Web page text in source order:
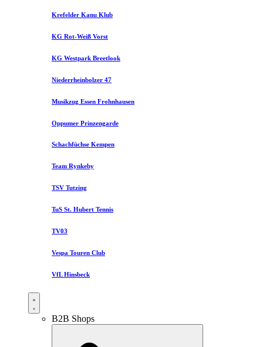
Krefelder Kanu Klub
KG Rot-Weiß Vorst
KG Westpark Breetlook
Niederrheinbolzer 47
Musikzug Essen Frohnhausen
Oppumer Prinzengarde
Schachfüchse Kempen
Team Rynkeby
TSV Tutzing
TuS St. Hubert Tennis
TV03
Vespa Touren Club
VfL Hinsbeck
B2B Shops